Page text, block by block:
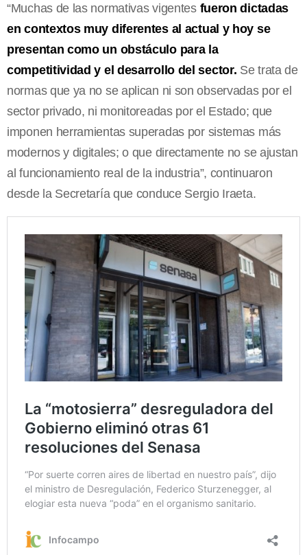
“Muchas de las normativas vigentesfueron dictadas
en contextos muy diferentes al actual y hoy se
presentan como un obstáculo para la
competitividad y el desarrollo del sector. Se trata de
normas que ya no se aplican ni son observadas por el
sector privado, ni monitoreadas por el Estado; que
imponen herramientas superadas por sistemas más
modernos y digitales; o que directamente no se ajustan
al funcionamiento real de la industria”, continuaron
desde la Secretaría que conduce Sergio Iraeta.